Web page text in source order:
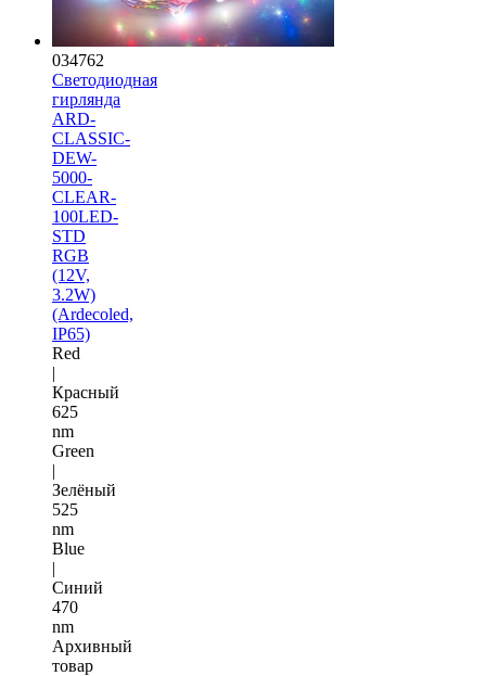
034762
Светодиодная
гирлянда
ARD-
CLASSIC-
DEW-
5000-
CLEAR-
100LED-
STD
RGB
(12V,
3.2W)
(Ardecoled,
IP65)
Red
|
Красный
625
nm
Green
|
Зелёный
525
nm
Blue
|
Синий
470
nm
Архивный
товар